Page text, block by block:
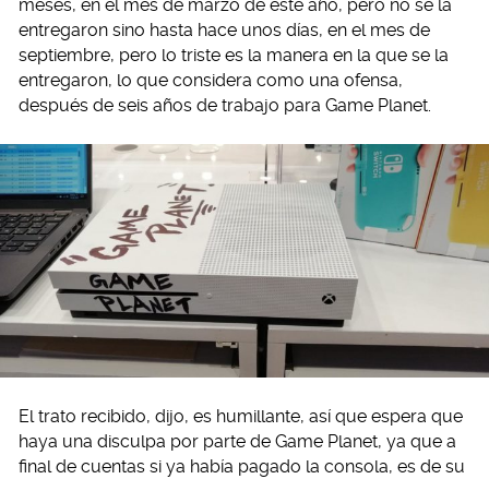
meses, en el mes de marzo de este año, pero no se la
entregaron sino hasta hace unos días, en el mes de
septiembre, pero lo triste es la manera en la que se la
entregaron, lo que considera como una ofensa,
después de seis años de trabajo para Game Planet.
El trato recibido, dijo, es humillante, así que espera que
haya una disculpa por parte de Game Planet, ya que a
final de cuentas si ya había pagado la consola, es de su